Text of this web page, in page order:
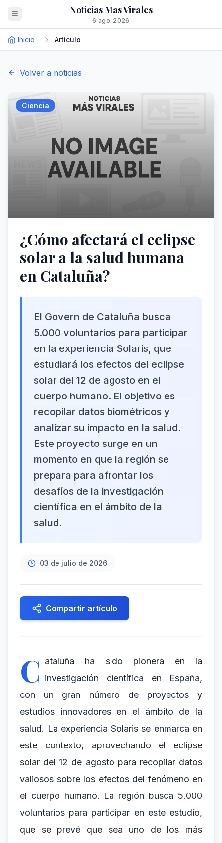
Noticias Mas Virales
6 ago. 2026
Inicio Artículo
Volver a noticias
Ciencia
¿Cómo afectará el eclipse
solar a la salud humana
en Cataluña?
El Govern de Cataluña busca
5.000 voluntarios para participar
en la experiencia Solaris, que
estudiará los efectos del eclipse
solar del 12 de agosto en el
cuerpo humano. El objetivo es
recopilar datos biométricos y
analizar su impacto en la salud.
Este proyecto surge en un
momento en que la región se
prepara para afrontar los
desafíos de la investigación
científica en el ámbito de la
salud.
03 de julio de 2026
Compartir artículo
C ataluña ha sido pionera en la
investigación científica en España,
con un gran número de proyectos y
estudios innovadores en el ámbito de la
salud. La experiencia Solaris se enmarca en
este contexto, aprovechando el eclipse
solar del 12 de agosto para recopilar datos
valiosos sobre los efectos del fenómeno en
el cuerpo humano. La región busca 5.000
voluntarios para participar en este estudio,
que se prevé que sea uno de los más